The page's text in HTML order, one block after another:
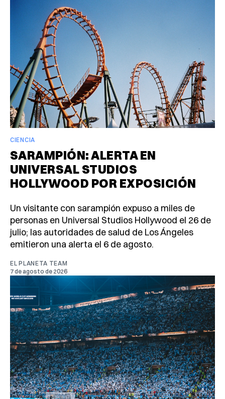
CIENCIA
SARAMPIÓN: ALERTA EN
UNIVERSAL STUDIOS
HOLLYWOOD POR EXPOSICIÓN
Un visitante con sarampión expuso a miles de
personas en Universal Studios Hollywood el 26 de
julio; las autoridades de salud de Los Ángeles
emitieron una alerta el 6 de agosto.
EL PLANETA TEAM
7 de agosto de 2026